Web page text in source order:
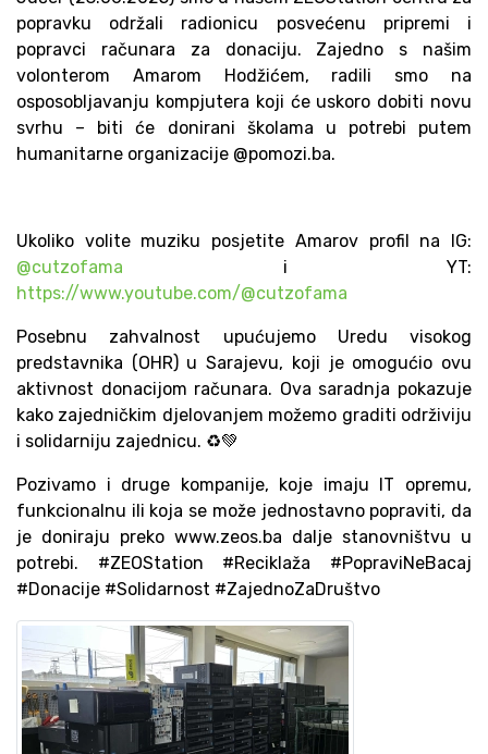
popravku održali radionicu posvećenu pripremi i
popravci računara za donaciju. Zajedno s našim
volonterom Amarom Hodžićem, radili smo na
osposobljavanju kompjutera koji će uskoro dobiti novu
svrhu – biti će donirani školama u potrebi putem
humanitarne organizacije @pomozi.ba.
Ukoliko volite muziku posjetite Amarov profil na IG:
@cutzofama i YT:
https://www.youtube.com/@cutzofama
Posebnu zahvalnost upućujemo Uredu visokog
predstavnika (OHR) u Sarajevu, koji je omogućio ovu
aktivnost donacijom računara. Ova saradnja pokazuje
kako zajedničkim djelovanjem možemo graditi održiviju
i solidarniju zajednicu. ♻️💚
Pozivamo i druge kompanije, koje imaju IT opremu,
funkcionalnu ili koja se može jednostavno popraviti, da
je doniraju preko www.zeos.ba dalje stanovništvu u
potrebi. #ZEOStation #Reciklaža #PopraviNeBacaj
#Donacije #Solidarnost #ZajednoZaDruštvo